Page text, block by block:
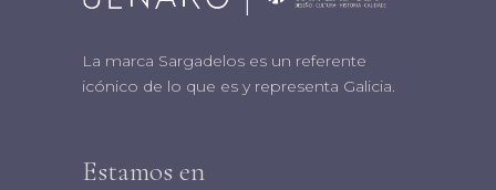
La marca Sargadelos es un referente
icónico de lo que es y representa Galicia.
Estamos en